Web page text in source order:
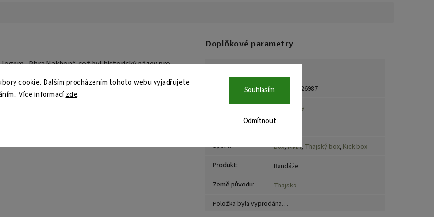
cookie. Dalším procházením tohoto webu vyjadřujete
Více informacízde.
Odmítnout
Souhlasím
„Phra Nakhon“, což byl historický název pro
podporu a pohodlí při každém tréninku.
Doplňkové parametry
8859772226987
Ženy
Sport: Box,MMA, Thajský box, Kick box
Produkt:
Bandáže
Země původu:
Thajsko
Položka byla vyprodána…